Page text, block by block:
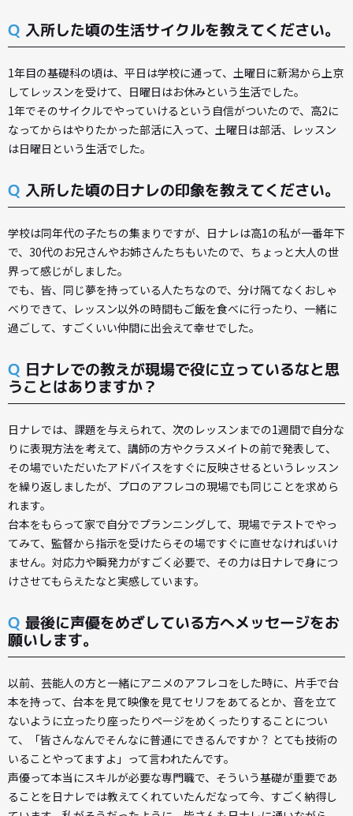
Q 入所した頃の生活サイクルを教えてください。
1年目の基礎科の頃は、平日は学校に通って、土曜日に新潟から上京
してレッスンを受けて、日曜日はお休みという生活でした。
1年でそのサイクルでやっていけるという自信がついたので、高2に
なってからはやりたかった部活に入って、土曜日は部活、レッスン
は日曜日という生活でした。
Q 入所した頃の日ナレの印象を教えてください。
学校は同年代の子たちの集まりですが、日ナレは高1の私が一番年下
で、30代のお兄さんやお姉さんたちもいたので、ちょっと大人の世
界って感じがしました。
でも、皆、同じ夢を持っている人たちなので、分け隔てなくおしゃ
べりできて、レッスン以外の時間もご飯を食べに行ったり、一緒に
過ごして、すごくいい仲間に出会えて幸せでした。
Q 日ナレでの教えが現場で役に立っているなと思
うことはありますか？
日ナレでは、課題を与えられて、次のレッスンまでの1週間で自分な
りに表現方法を考えて、講師の方やクラスメイトの前で発表して、
その場でいただいたアドバイスをすぐに反映させるというレッスン
を繰り返しましたが、プロのアフレコの現場でも同じことを求めら
れます。
台本をもらって家で自分でプランニングして、現場でテストでやっ
てみて、監督から指示を受けたらその場ですぐに直せなければいけ
ません。対応力や瞬発力がすごく必要で、その力は日ナレで身につ
けさせてもらえたなと実感しています。
Q 最後に声優をめざしている方へメッセージをお
願いします。
以前、芸能人の方と一緒にアニメのアフレコをした時に、片手で台
本を持って、台本を見て映像を見てセリフをあてるとか、音を立て
ないように立ったり座ったりページをめくったりすることについ
て、「皆さんなんでそんなに普通にできるんですか？ とても技術の
いることやってますよ」って言われたんです。
声優って本当にスキルが必要な専門職で、そういう基礎が重要であ
ることを日ナレでは教えてくれていたんだなって今、すごく納得し